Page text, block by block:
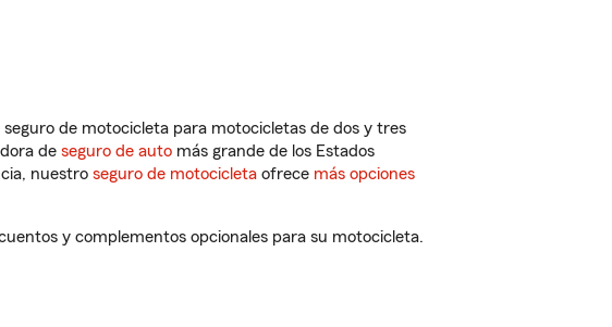
de motocicleta para motocicletas de dos y tres
de seguro de auto más grande de los Estados
nuestro seguro de motocicleta ofrece más opciones
y complementos opcionales para su motocicleta.